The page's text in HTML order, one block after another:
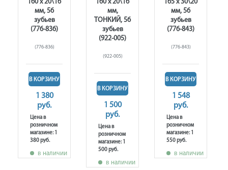
160 х 20\16
мм, 56
зубьев
(776-836)
(776-836)
В КОРЗИНУ
1 380
руб.
Цена в
розничном
магазине: 1
380 руб.
в наличии
160 х 20\16
мм,
ТОНКИЙ, 56
зубьев
(922-005)
(922-005)
В КОРЗИНУ
1 500
руб.
Цена в
розничном
магазине: 1
500 руб.
в наличии
165 х 30\20
мм, 56
зубьев
(776-843)
(776-843)
В КОРЗИНУ
1 548
руб.
Цена в
розничном
магазине: 1
550 руб.
в наличии